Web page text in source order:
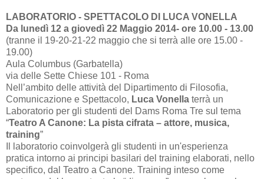
LABORATORIO - SPETTACOLO DI LUCA VONELLA
Da lunedì 12 a giovedì 22 Maggio 2014- ore 10.00 - 13.00
(tranne il 19-20-21-22 maggio che si terrà alle ore 15.00 -
19.00)
Aula Columbus (Garbatella)
via delle Sette Chiese 101 - Roma
Nell’ambito delle attività del Dipartimento di Filosofia,
Comunicazione e Spettacolo, Luca Vonella terrà un
Laboratorio per gli studenti del Dams Roma Tre sul tema
“Teatro A Canone: La pista cifrata – attore, musica,
training”
Il laboratorio coinvolgerà gli studenti in un'esperienza
pratica intorno ai principi basilari del training elaborati, nello
specifico, dal Teatro a Canone. Training inteso come